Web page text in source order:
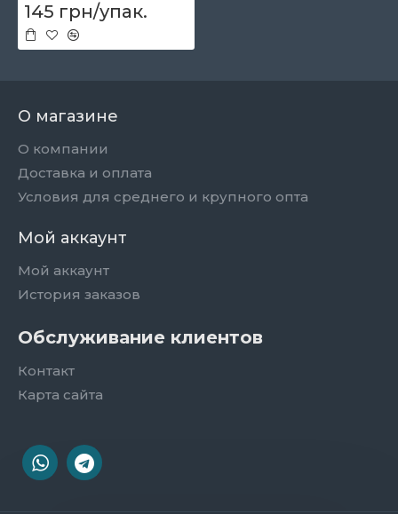
145 грн/упак.
О магазине
О компании
Доставка и оплата
Условия для среднего и крупного опта
Мой аккаунт
Мой аккаунт
История заказов
Обслуживание клиентов
Контакт
Карта сайта